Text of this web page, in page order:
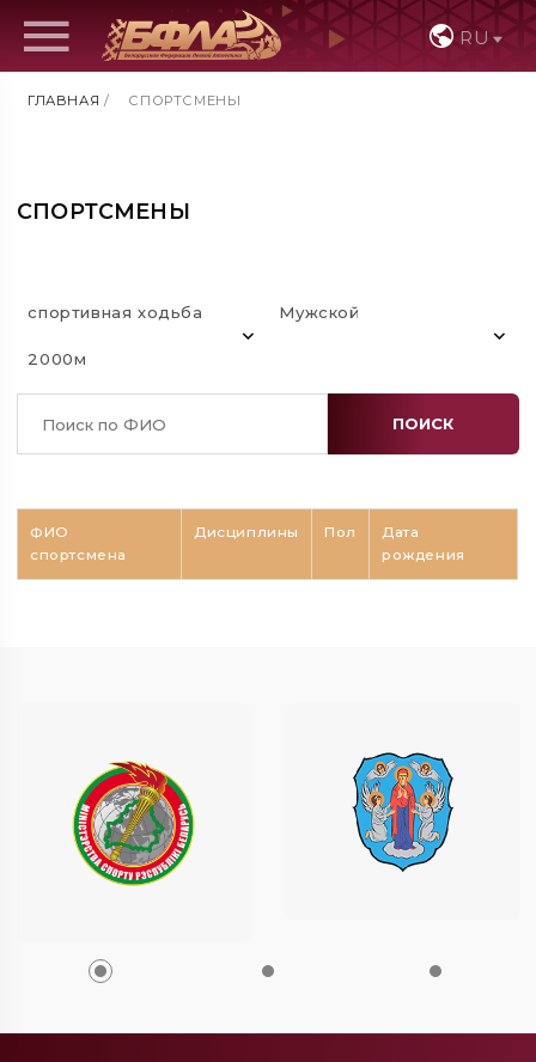
RU
ГЛАВНАЯ / СПОРТСМЕНЫ
СПОРТСМЕНЫ
спортивная ходьба
2000м
Мужской
ПОИСК
ФИО
спортсмена
Дисциплины Пол
Дата
рождения